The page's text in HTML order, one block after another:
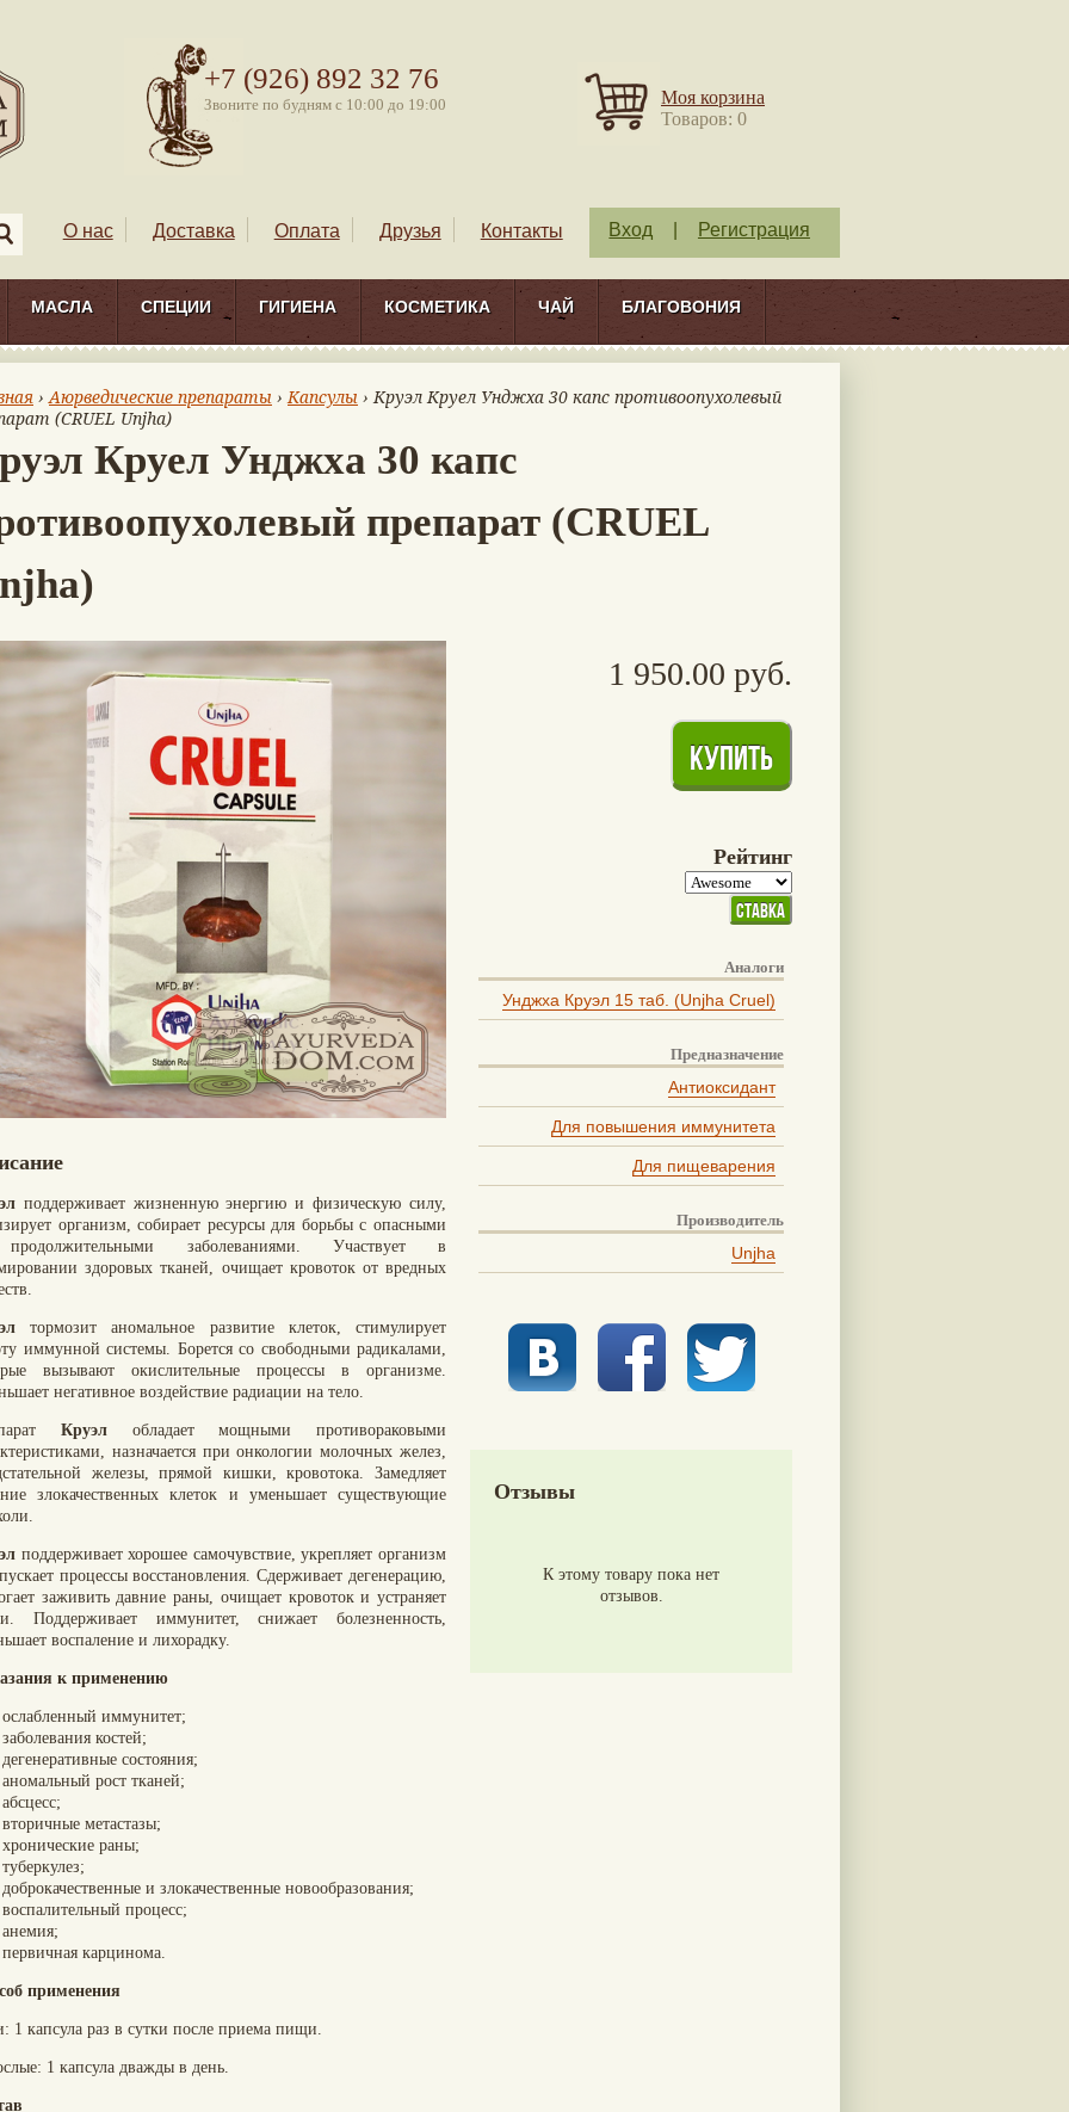
+7 (926) 892 32 76
Звоните по будням с 10:00 до 19:00
Моя корзина
Товаров: 0
О нас Доставка Оплата Друзья Контакты Вход Регистрация
МАСЛА СПЕЦИИ ГИГИЕНА КОСМЕТИКА ЧАЙ БЛАГОВОНИЯ
›Аюрведические препараты ›Капсулы › Круэл Круел Унджха 30 капс противоопухолевый
(CRUEL Unjha)
Круел Унджха 30 капс
препарат (CRUEL
поддерживает жизненную энергию и физическую силу,
организм, собирает ресурсы для борьбы с опасными
заболеваниями. Участвует в
здоровых тканей, очищает кровоток от вредных
тормозит аномальное развитие клеток, стимулирует
иммунной системы. Борется со свободными радикалами,
вызывают окислительные процессы в организме.
негативное воздействие радиации на тело.
Круэл обладает мощными противораковыми
назначается при онкологии молочных желез,
железы, прямой кишки, кровотока. Замедляет
злокачественных клеток и уменьшает существующие
поддерживает хорошее самочувствие, укрепляет организм
процессы восстановления. Сдерживает дегенерацию,
заживить давние раны, очищает кровоток и устраняет
Поддерживает иммунитет, снижает болезненность,
воспаление и лихорадку.
к применению
ослабленный иммунитет;
заболевания костей;
дегенеративные состояния;
аномальный рост тканей;
абсцесс;
вторичные метастазы;
хронические раны;
туберкулез;
доброкачественные и злокачественные новообразования;
воспалительный процесс;
анемия;
первичная карцинома.
применения
1 капсула раз в сутки после приема пищи.
1 капсула дважды в день.
1 950.00 руб.
Рейтинг
Аналоги
Унджха Круэл 15 таб. (Unjha Cruel)
Предназначение
Антиоксидант
Для повышения иммунитета
Для пищеварения
Производитель
Unjha
Отзывы
К этому товару пока нет
отзывов.